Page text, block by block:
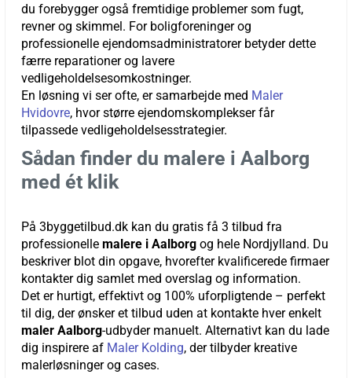
du forebygger også fremtidige problemer som fugt,
revner og skimmel. For boligforeninger og
professionelle ejendomsadministratorer betyder dette
færre reparationer og lavere
vedligeholdelsesomkostninger.
En løsning vi ser ofte, er samarbejde med Maler
Hvidovre, hvor større ejendomskomplekser får
tilpassede vedligeholdelsesstrategier.
Sådan finder du malere i Aalborg
med ét klik
På 3byggetilbud.dk kan du gratis få 3 tilbud fra
professionelle malere i Aalborg og hele Nordjylland. Du
beskriver blot din opgave, hvorefter kvalificerede firmaer
kontakter dig samlet med overslag og information.
Det er hurtigt, effektivt og 100% uforpligtende – perfekt
til dig, der ønsker et tilbud uden at kontakte hver enkelt
maler Aalborg-udbyder manuelt. Alternativt kan du lade
dig inspirere af Maler Kolding, der tilbyder kreative
malerløsninger og cases.